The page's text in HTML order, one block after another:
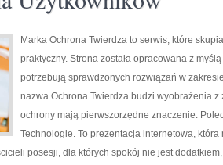
Marka Ochrona Twierdza to serwis, które
praktyczny. Strona została opracowana z
potrzebują sprawdzonych rozwiązań w
nazwa Ochrona Twierdza budzi wyobrażenia
ochrony mają pierwszorzędne znaczenie.
Technologie. To prezentacja internetowa,
posesji, dla których spokój nie jest